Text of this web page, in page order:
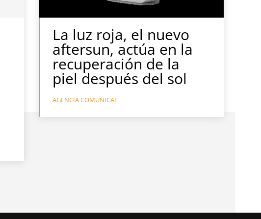
La luz roja, el nuevo
aftersun, actúa en la
recuperación de la
piel después del sol
AGENCIA COMUNICAE